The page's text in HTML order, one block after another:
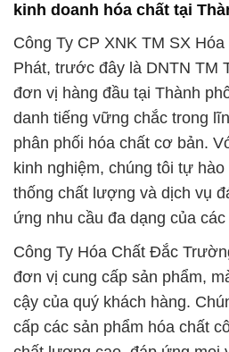
kinh doanh hóa chất tại
Công Ty CP XNK TM SX
Phát, trước đây là DNTN TM
đơn vị hàng đầu tại Thành
danh tiếng vững chắc trong
phân phối hóa chất cơ bản.
kinh nghiệm, chúng tôi tự
thống chất lượng và dịch vụ
ứng nhu cầu đa dạng của
Công Ty Hóa Chất Đắc
đơn vị cung cấp sản phẩm,
cậy của quý khách hàng.
cấp các sản phẩm hóa chất